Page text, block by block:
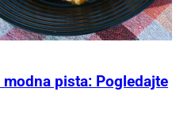
pista: Pogledajte